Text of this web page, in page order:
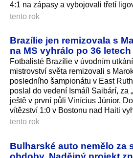
4:1 na zápasy a vybojovali třetí
tento rok
Brazílie jen remizovala s
na MS vyhrálo po 36 letech
Fotbalisté Brazílie v úvodním
mistrovství světa remizovali s
posledního šampionátu v East
poslal do vedení Ismáíl Saibárí, za
ještě v první půli Vinícius Júnior.
vítězství 1:0 v Bostonu nad Haiti
tento rok
Bulharské auto nemělo za